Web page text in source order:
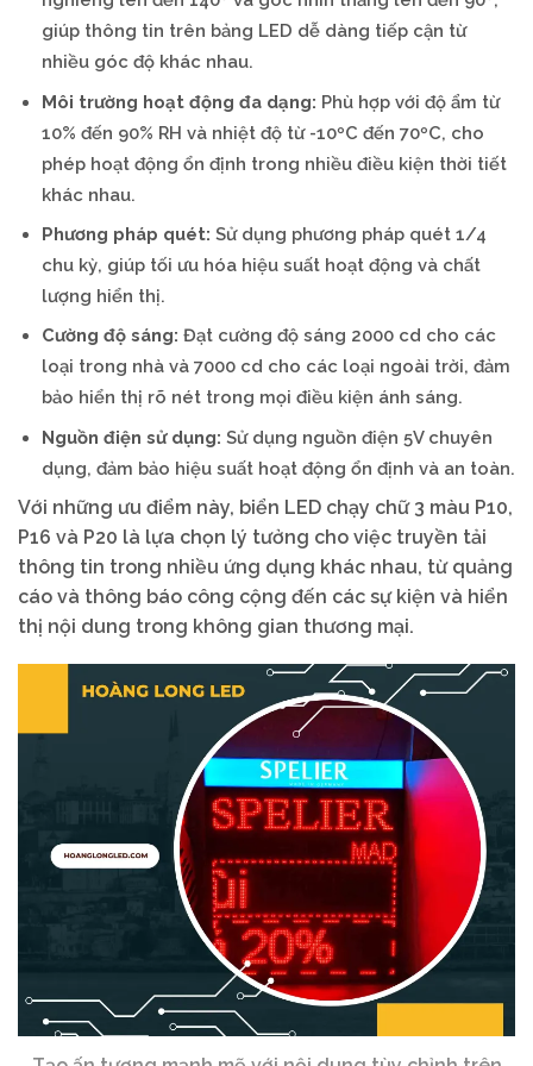
giúp thông tin trên bảng LED dễ dàng tiếp cận từ
nhiều góc độ khác nhau.
Môi trường hoạt động đa dạng: Phù hợp với độ ẩm từ
10% đến 90% RH và nhiệt độ từ -10ºC đến 70ºC, cho
phép hoạt động ổn định trong nhiều điều kiện thời tiết
khác nhau.
Phương pháp quét: Sử dụng phương pháp quét 1/4
chu kỳ, giúp tối ưu hóa hiệu suất hoạt động và chất
lượng hiển thị.
Cường độ sáng: Đạt cường độ sáng 2000 cd cho các
loại trong nhà và 7000 cd cho các loại ngoài trời, đảm
bảo hiển thị rõ nét trong mọi điều kiện ánh sáng.
Nguồn điện sử dụng: Sử dụng nguồn điện 5V chuyên
dụng, đảm bảo hiệu suất hoạt động ổn định và an toàn.
Với những ưu điểm này, biển LED chạy chữ 3 màu P10,
P16 và P20 là lựa chọn lý tưởng cho việc truyền tải
thông tin trong nhiều ứng dụng khác nhau, từ quảng
cáo và thông báo công cộng đến các sự kiện và hiển
thị nội dung trong không gian thương mại.